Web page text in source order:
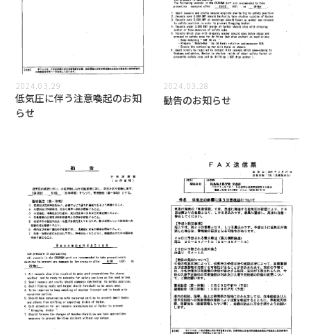
2024.03.29
低気圧に伴う注意喚起のお知
らせ
2024.03.28
勧告のお知らせ